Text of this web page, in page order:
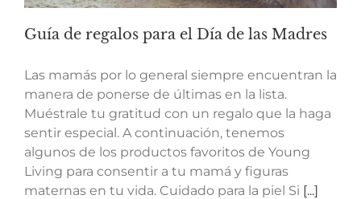
Guía de regalos para el Día de las Madres
Las mamás por lo general siempre encuentran la
manera de ponerse de últimas en la lista.
Muéstrale tu gratitud con un regalo que la haga
sentir especial. A continuación, tenemos
algunos de los productos favoritos de Young
Living para consentir a tu mamá y figuras
maternas en tu vida. Cuidado para la piel Si [...]